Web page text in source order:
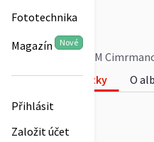
Fototechnika
Magazín Nové
Přihlásit
Založit účet
1bubobubo
2022_07_09 MUM
Fotky
O
0